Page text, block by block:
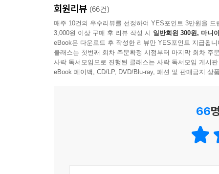
실천이라도 하지 않는 것보다는 하는 것이 낫다
패션 업계에서는 친환경을 내세우는 것이 촌스
되었다. 우리가 노력한다면 변화는 분명히 찾아오
책은 완벽하지 않을지라도 지속가능한 미래를
생명체와 함께 살아가는 소중한 집이라는 명백한
회원리뷰 (66건)
매주 10건의 우수리뷰를 선정하여 YES포인트 3만원을 드
3,000원 이상 구매 후 리뷰 작성 시 일반회원 300원, 마니
eBook은 다운로드 후 작성한 리뷰만 YES포인트 지급됩니
클래스는 첫번째 회차 주문확정 시점부터 마지막 회차 주
사락 독서모임으로 진행된 클래스는 사락 독서모임 게시
eBook 페이백, CD/LP, DVD/Blu-ray, 패션 및 판매금지 상
66